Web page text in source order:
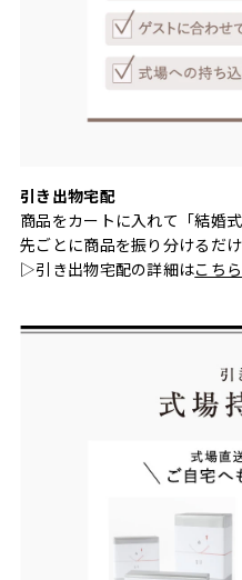
引き出物宅配
商品をカートに入れて「結婚
先ごとに商品を振り分けるだ
▷引き出物宅配の詳細はこちら